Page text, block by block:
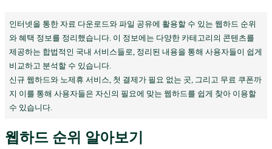
인터넷을 통한 자료 다운로드와 파일 공유에 활용할 수 있는 웹하드 순위
와 혜택 정보를 정리했습니다. 이 정보에는 다양한 카테고리의 콘텐츠를
제공하는 합법적인 국내 서비스들로, 정리된 내용을 통해 사용자들이 쉽게
비교하고 분석할 수 있습니다.
신규 웹하드와 노제휴 서비스, 첫 결제가 필요 없는 곳, 그리고 무료 쿠폰까
지 이를 통해 사용자들은 자신의 필요에 맞는 웹하드를 쉽게 찾아 이용할
수 있습니다.
웹하드 순위 알아보기